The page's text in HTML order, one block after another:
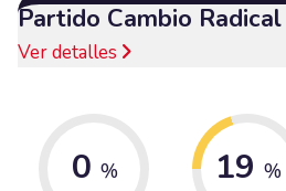
Partido Cambio Radical
Ver detalles
0 % 19 %